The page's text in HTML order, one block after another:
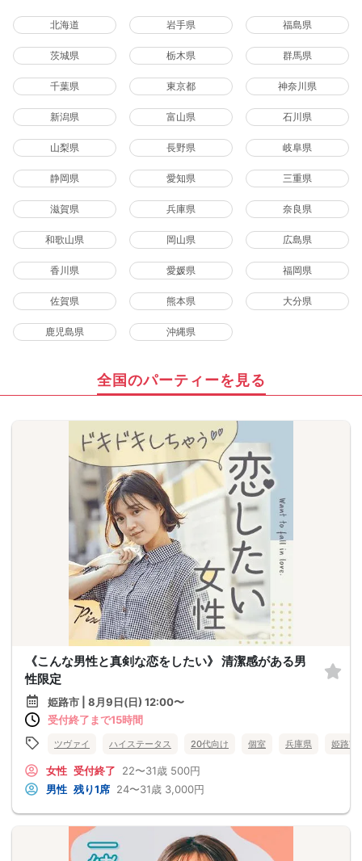
北海道 岩手県 福島県
茨城県 栃木県 群馬県
千葉県 東京都 神奈川県
新潟県 富山県 石川県
山梨県 長野県 岐阜県
静岡県 愛知県 三重県
滋賀県 兵庫県 奈良県
和歌山県 岡山県 広島県
香川県 愛媛県 福岡県
佐賀県 熊本県 大分県
鹿児島県 沖縄県
全国のパーティーを見る
《こんな男性と真剣な恋をしたい》 清潔感がある男
性限定
姫路市 | 8月9日(日) 12:00〜
受付終了まで15時間
ツヴァイ ハイステータス 20代向け 個室 兵庫県 姫路市
女性 受付終了 22〜31歳 500円
男性 残り1席 24〜31歳 3,000円